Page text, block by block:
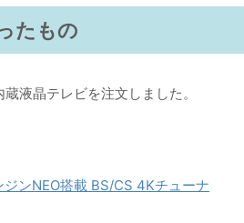
たもの
液晶テレビを注文しました。
ンNEO搭載 BS/CS 4Kチューナ